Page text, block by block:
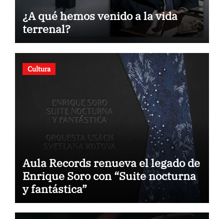
¿A qué hemos venido a la vida
terrenal?
Cultura
Aula Records renueva el legado de
Enrique Soro con “Suite nocturna
y fantástica”